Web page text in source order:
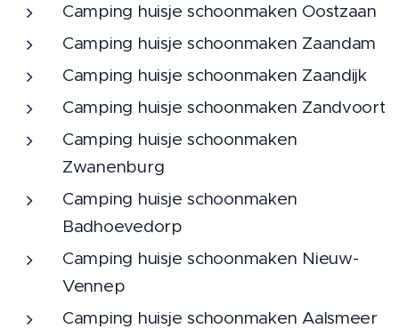
Camping huisje schoonmaken Oostzaan
Camping huisje schoonmaken Zaandam
Camping huisje schoonmaken Zaandijk
Camping huisje schoonmaken Zandvoort
Camping huisje schoonmaken
Zwanenburg
Camping huisje schoonmaken
Badhoevedorp
Camping huisje schoonmaken Nieuw-
Vennep
Camping huisje schoonmaken Aalsmeer